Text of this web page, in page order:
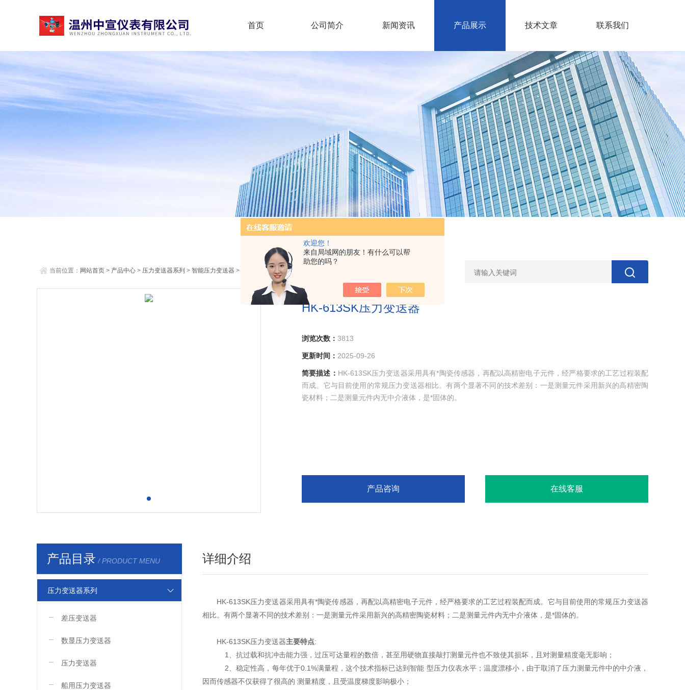
欢迎您！
来自局域网的朋友！有什么可以帮
助您的吗？
首页 公司简介 新闻资讯 产品展示 技术文章 联系我们
当前位置： 网站首页 > 产品中心 > 压力变送器系列 > 智能压力变送器 > HK-613SK压力变送器
HK-613SK压力变送器
浏览次数： 3813
更新时间： 2025-09-26
简要描述： HK-613SK压力变送器采用具有*陶瓷传感器，再配以高精密电子元件，经严格要求的工艺过程装配
而成。它与目前使用的常规压力变送器相比。有两个显著不同的技术差别：一是测量元件采用新兴的高精密陶
瓷材料；二是测量元件内无中介液体，是*固体的。
产品咨询 在线客服
产品目录 / PRODUCT MENU
压力变送器系列
差压变送器
数显压力变送器
压力变送器
船用压力变送器
详细介绍
HK-613SK压力变送器采用具有*陶瓷传感器，再配以高精密电子元件，经严格要求的工艺过程装配而成。它与目前使用的常规压力变送器
相比。有两个显著不同的技术差别：一是测量元件采用新兴的高精密陶瓷材料；二是测量元件内无中介液体，是*固体的。
HK-613SK压力变送器主要特点:
1、抗过载和抗冲击能力强，过压可达量程的数倍，甚至用硬物直接敲打测量元件也不致使其损坏，且对测量精度毫无影响；
2、稳定性高，每年优于0.1%满量程，这个技术指标已达到智能 型压力仪表水平；温度漂移小，由于取消了压力测量元件中的中介液，
因而传感器不仅获得了很高的 测量精度，且受温度梯度影响极小；